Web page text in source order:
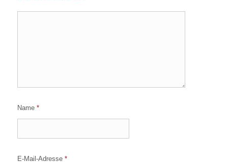
Name *
E-Mail-Adresse *